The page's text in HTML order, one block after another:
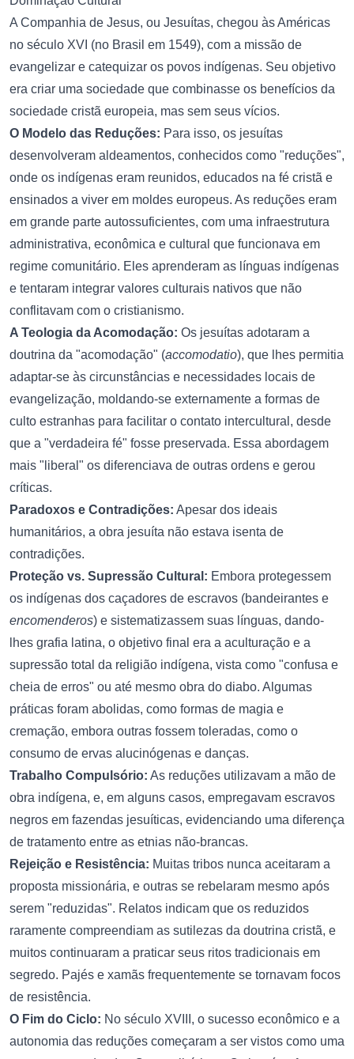
A Companhia de Jesus, ou Jesuítas, chegou às Américas
no século XVI (no Brasil em 1549), com a missão de
evangelizar e catequizar os povos indígenas. Seu objetivo
era criar uma sociedade que combinasse os benefícios da
sociedade cristã europeia, mas sem seus vícios.
O Modelo das Reduções: Para isso, os jesuítas
desenvolveram aldeamentos, conhecidos como "reduções",
onde os indígenas eram reunidos, educados na fé cristã e
ensinados a viver em moldes europeus. As reduções eram
em grande parte autossuficientes, com uma infraestrutura
administrativa, econômica e cultural que funcionava em
regime comunitário. Eles aprenderam as línguas indígenas
e tentaram integrar valores culturais nativos que não
conflitavam com o cristianismo.
A Teologia da Acomodação: Os jesuítas adotaram a
doutrina da "acomodação" (accomodatio), que lhes permitia
adaptar-se às circunstâncias e necessidades locais de
evangelização, moldando-se externamente a formas de
culto estranhas para facilitar o contato intercultural, desde
que a "verdadeira fé" fosse preservada. Essa abordagem
mais "liberal" os diferenciava de outras ordens e gerou
críticas.
Paradoxos e Contradições: Apesar dos ideais
humanitários, a obra jesuíta não estava isenta de
contradições.
Proteção vs. Supressão Cultural: Embora protegessem
os indígenas dos caçadores de escravos (bandeirantes e
encomenderos) e sistematizassem suas línguas, dando-
lhes grafia latina, o objetivo final era a aculturação e a
supressão total da religião indígena, vista como "confusa e
cheia de erros" ou até mesmo obra do diabo. Algumas
práticas foram abolidas, como formas de magia e
cremação, embora outras fossem toleradas, como o
consumo de ervas alucinógenas e danças.
Trabalho Compulsório: As reduções utilizavam a mão de
obra indígena, e, em alguns casos, empregavam escravos
negros em fazendas jesuíticas, evidenciando uma diferença
de tratamento entre as etnias não-brancas.
Rejeição e Resistência: Muitas tribos nunca aceitaram a
proposta missionária, e outras se rebelaram mesmo após
serem "reduzidas". Relatos indicam que os reduzidos
raramente compreendiam as sutilezas da doutrina cristã, e
muitos continuaram a praticar seus ritos tradicionais em
segredo. Pajés e xamãs frequentemente se tornavam focos
de resistência.
O Fim do Ciclo: No século XVIII, o sucesso econômico e a
autonomia das reduções começaram a ser vistos como uma